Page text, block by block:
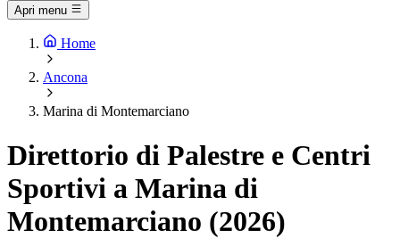
Apri menu
Home
Ancona
Marina di Montemarciano
Direttorio di Palestre e Centri
Sportivi a Marina di
Montemarciano (2026)